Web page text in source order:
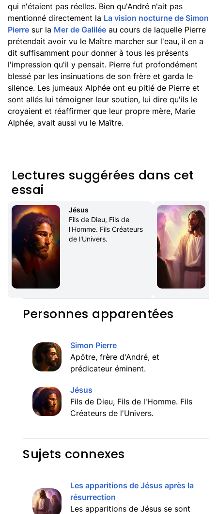
qui n'étaient pas réelles. Bien qu'André n'ait pas
mentionné directement la La vision nocturne de Simon
Pierre sur la Mer de Galilée au cours de laquelle Pierre
prétendait avoir vu le Maître marcher sur l'eau, il en a
dit suffisamment pour donner à tous les présents
l'impression qu'il y pensait. Pierre fut profondément
blessé par les insinuations de son frère et garda le
silence. Les jumeaux Alphée ont eu pitié de Pierre et
sont allés lui témoigner leur soutien, lui dire qu'ils le
croyaient et réaffirmer que leur propre mère, Marie
Alphée, avait aussi vu le Maître.
Lectures suggérées dans cet
essai
Jésus
Fils de Dieu, Fils de
l'Homme. Fils Créateurs
de l'Univers.
Personnes apparentées
Simon Pierre
Apôtre, frère d'André, et
prédicateur éminent.
Jésus
Fils de Dieu, Fils de l'Homme. Fils
Créateurs de l'Univers.
Sujets connexes
Les apparitions de Jésus après la
résurrection
Les apparitions de Jésus se sont